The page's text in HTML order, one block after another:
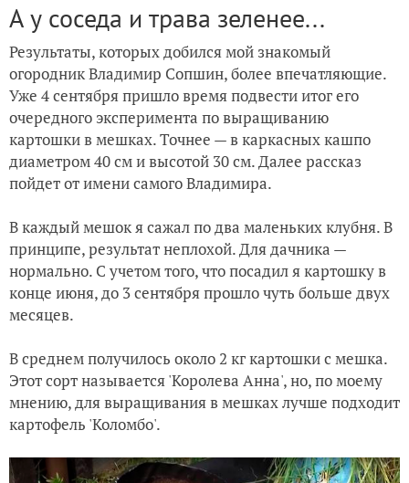
А у соседа и трава зеленее...
Результаты, которых добился мой знакомый
огородник Владимир Сопшин, более впечатляющие.
Уже 4 сентября пришло время подвести итог его
очередного эксперимента по выращиванию
картошки в мешках. Точнее — в каркасных кашпо
диаметром 40 см и высотой 30 см. Далее рассказ
пойдет от имени самого Владимира.
В каждый мешок я сажал по два маленьких клубня. В
принципе, результат неплохой. Для дачника —
нормально. С учетом того, что посадил я картошку в
конце июня, до 3 сентября прошло чуть больше двух
месяцев.
В среднем получилось около 2 кг картошки с мешка.
Этот сорт называется 'Королева Анна', но, по моему
мнению, для выращивания в мешках лучше подходит
картофель 'Коломбо'.